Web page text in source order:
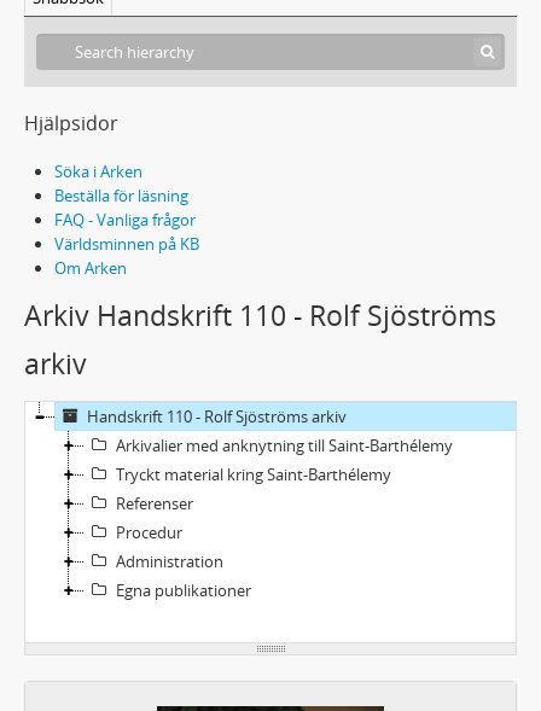
Hjälpsidor
Söka i Arken
Beställa för läsning
FAQ - Vanliga frågor
Världsminnen på KB
Om Arken
Arkiv Handskrift 110 - Rolf Sjöströms
arkiv
Handskrift 110 - Rolf Sjöströms arkiv
Arkivalier med anknytning till Saint-Barthélemy
Tryckt material kring Saint-Barthélemy
Referenser
Procedur
Administration
Egna publikationer